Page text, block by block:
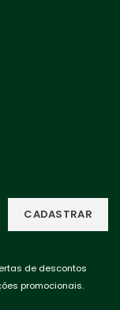
de descontos
promocionais.